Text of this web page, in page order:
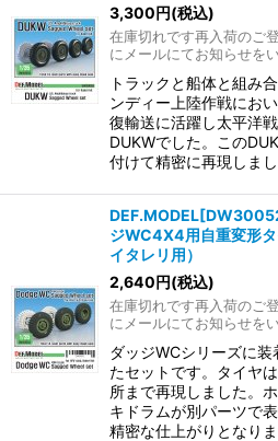
3,300円(税込)
在庫切れです再入荷のご
にメールにてお知らせを
トラックと船体と組み
ンディー上陸作戦にお
復輸送に活躍し太平洋
DUKWでした。この
付けて精密に再現しま
ジWC4X4用自重変形
イタレリ用）
2,640円(税込)
在庫切れです再入荷のご
にメールにてお知らせを
ダッジWCシリーズに
たセットです。タイヤ
所まで再現しました。
キドラムが別パーツで
精密な仕上がりとなり